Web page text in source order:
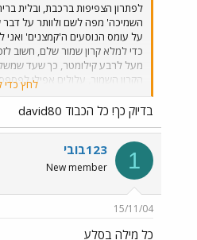
לפתרון הצפיפות ברכבת, ובלית
השמיכה' מפה לשם ולוותר על
על עומס הנוסעים ה'קמצנים' ואני
כדי למלא קרון שמור שלם, חשוב
מעל לרבע קילומטר, כך שעד
הקרון השמור, עלולים אפילו
על האחריות לזיהום אוויר, לדעתי
הכבישים באיזורים הסמוכים
לתוואי רכבת ישראל בפרט,
כבישים קיימים, הקמת מחלפים,
שנוצר מאז קום המדינה!
לחץ כדי
בדיוק כך! כל הכבוד david80
1 123בובי
New member
15/11/04
כל מילה בסלע